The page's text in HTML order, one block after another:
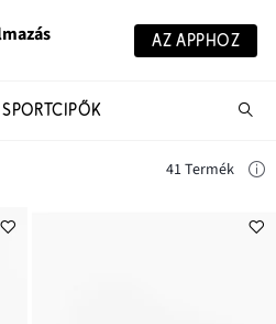
AZ APPHOZ
SPORTCIPŐK
41 Termék